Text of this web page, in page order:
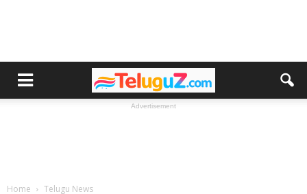
Advertisement
Home Telugu News